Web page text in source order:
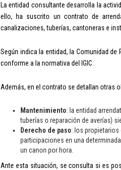
La entidad consultante desarrolla la
ello, ha suscrito un contrato de
canalizaciones, tuberías, cantoneras e
Según indica la entidad, la Comunidad
conforme a la normativa del IGIC.
Además, en el contrato se detallan otras
Mantenimiento: la entidad
tuberías o reparación de averías)
Derecho de paso: los propietarios
participaciones en una
un canon por hora.
Ante esta situación, se consulta si es